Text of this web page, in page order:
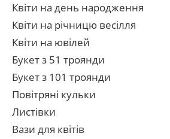
Квіти на день народження
Квіти на річницю весілля
Квіти на ювілей
Букет з 51 троянди
Букет з 101 троянди
Повітряні кульки
Листівки
Вази для квітів